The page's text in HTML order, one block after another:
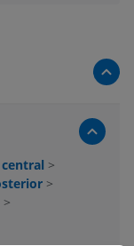
>
>
>